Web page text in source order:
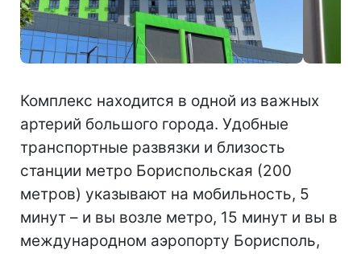
Комплекс находится в одной из важных
артерий большого города. Удобные
транспортные развязки и близость
станции метро Бориспольская (200
метров) указывают на мобильность, 5
минут – и вы возле метро, 15 минут и вы в
международном аэропорту Борисполь,